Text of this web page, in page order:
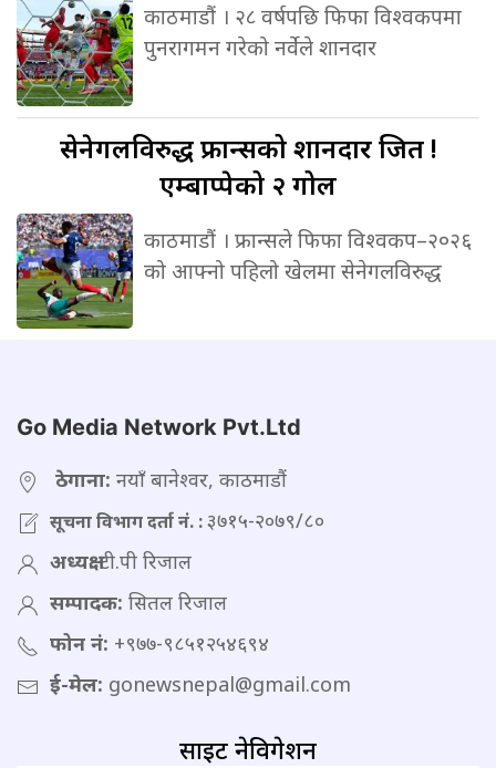
काठमाडौं । २८ वर्षपछि फिफा विश्वकपमा
पुनरागमन गरेको नर्वेले शानदार
सेनेगलविरुद्धफ्रान्सको शानदार जित !
एम्बाप्पेको २ गोल
काठमाडौं । फ्रान्सले फिफा विश्वकप–२०२६
को आफ्नो पहिलो खेलमा सेनेगलविरुद्ध
Go Media Network Pvt.Ltd
ठेगाना: नयाँ बानेश्वर, काठमाडौं
सूचना विभाग दर्ता नं. :३७१५-२०७९/८०
अध्यक्ष:टी.पी रिजाल
सम्पादक: सितल रिजाल
फोन नं: +९७७-९८५१२५४६९४
ई-मेल: gonewsnepal@gmail.com
साइट नेविगेशन